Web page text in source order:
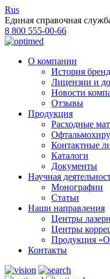
Rus
Единая справочная
8 800 555-00-66
О компании
История
Лицензии и
Новости
Отзывы
Продукция
Расходные
Контактные
Каталоги
Документы
Научная
Монографии
Статьи
Наши направления
Центры
Центры
Продукция
Контакты